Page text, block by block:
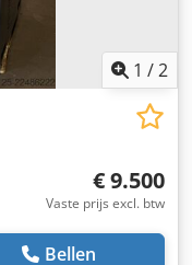
kg Locatie: direct uit
-
1 /2
€ 9.500
Vaste prijs excl. btw
Bellen